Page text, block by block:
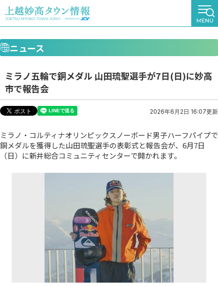
ニュース
ミラノ五輪で銅メダル 山田琉聖選手が7日(日)に妙高
市で報告会
2026年6月2日 16:07更新
ミラノ・コルティナオリンピックスノーボード男子ハーフパイプで
銅メダルを獲得した山田琉聖選手の表彰式と報告会が、6月7日
（日）に新井総合コミュニティセンターで開かれます。